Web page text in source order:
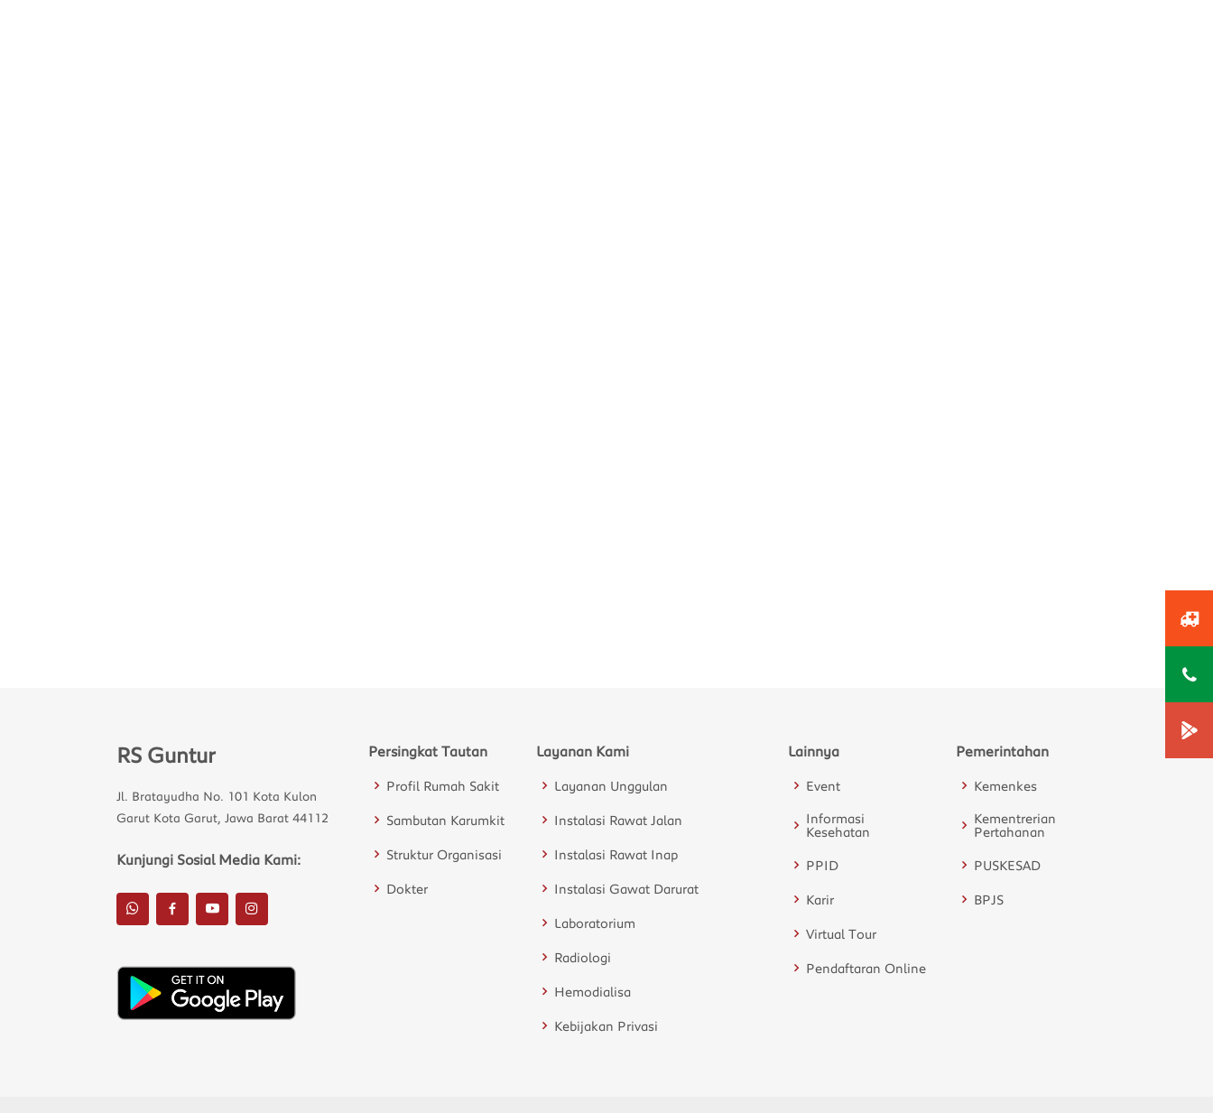
RS Guntur
Jl. Bratayudha No. 101 Kota Kulon
Garut Kota Garut, Jawa Barat 44112
Kunjungi Sosial Media Kami:
Persingkat Tautan
Profil Rumah Sakit
Sambutan Karumkit
Struktur Organisasi
Dokter
Layanan Kami
Layanan Unggulan
Instalasi Rawat Jalan
Instalasi Rawat Inap
Instalasi Gawat Darurat
Laboratorium
Radiologi
Hemodialisa
Kebijakan Privasi
Lainnya
Event
Informasi
Kesehatan
PPID
Karir
Virtual Tour
Pendaftaran Online
Pemerintahan
Kemenkes
Kementrerian
Pertahanan
PUSKESAD
BPJS